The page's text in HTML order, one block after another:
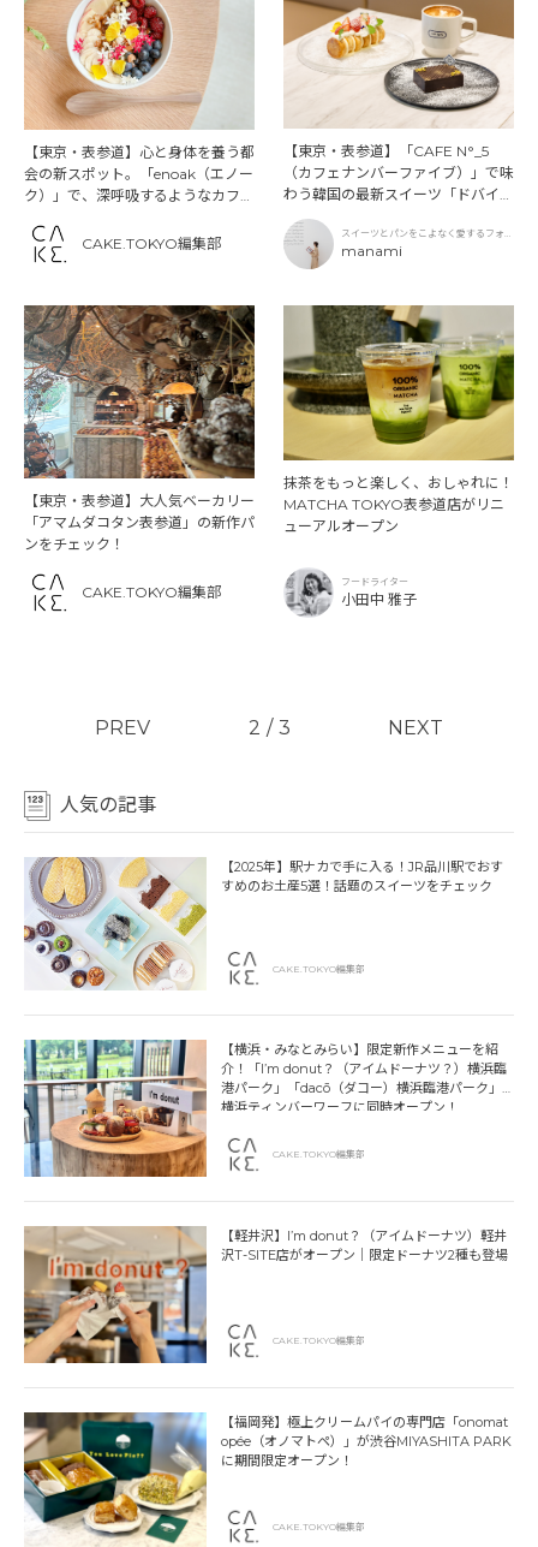
【東京・表参道】心と身体を養う都
会の新スポット。「enoak（エノー
ク）」で、深呼吸するようなカフェ
CAKE.TOKYO編集部
【東京・表参道】「CAFE N°_5
（カフェナンバーファイブ）」で味
わう韓国の最新スイーツ「ドバイチ
ョコ」の魅力
スイーツとパンをこよなく愛するフォト
グラファー
manami
【東京・表参道】大人気ベーカリー
「アマムダコタン表参道」の新作パ
ンをチェック！
CAKE.TOKYO編集部
抹茶をもっと楽しく、おしゃれに！
MATCHA TOKYO表参道店がリニ
ューアルオープン
フードライター
小田中 雅子
PREV 2 / 3 NEXT
人気の記事
【2025年】駅ナカで手に入る！JR品川駅でおす
すめのお土産5選！話題のスイーツをチェック
CAKE.TOKYO編集部
【横浜・みなとみらい】限定新作メニューを紹
介！「I’m donut？（アイムドーナツ？）横浜臨
港パーク」「dacō（ダコー）横浜臨港パーク」
横浜ティンバーワーフに同時オープン！
CAKE.TOKYO編集部
【軽井沢】I’m donut？（アイムドーナツ）軽井
沢T-SITE店がオープン｜限定ドーナツ2種も登場
CAKE.TOKYO編集部
【福岡発】極上クリームパイの専門店「onomat
opée（オノマトペ）」が渋谷MIYASHITA PARK
に期間限定オープン！
CAKE.TOKYO編集部